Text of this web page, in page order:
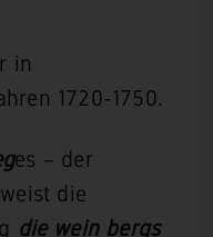
in
1720-1750.
es – der
die
die wein bergs